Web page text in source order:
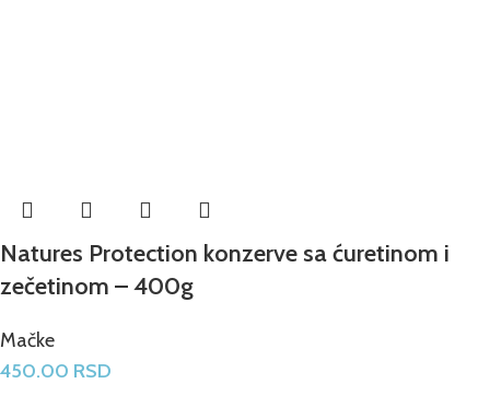
Natures Protection konzerve sa ćuretinom i
zečetinom – 400g
Mačke
450.00 RSD